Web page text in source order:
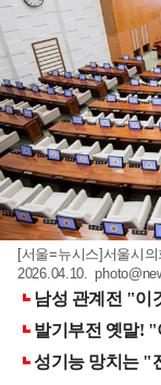
[서울=뉴시스]서울시
2026.04.10.